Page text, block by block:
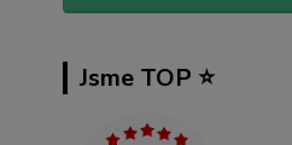
Jsme TOP ⭐️